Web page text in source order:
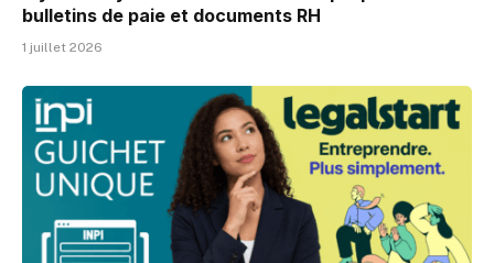
bulletins de paie et documents RH
1 juillet 2026